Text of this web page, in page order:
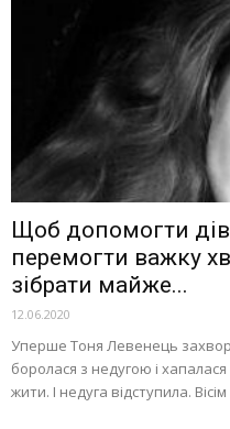
Щоб допомогти
перемогти важку
зібрати майже...
12.06.2020
Уперше Тоня Левенець
боролася з недугою і
жити. І недуга відступила. Вісім